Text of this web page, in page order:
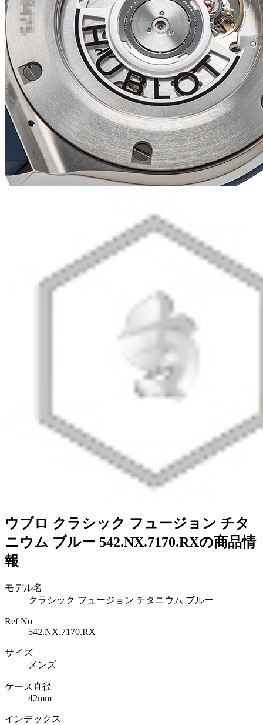
ウブロ クラシック フュージョン チタ
ニウム ブルー 542.NX.7170.RXの商品情
報
モデル名
クラシック フュージョン チタニウム ブルー
Ref No
542.NX.7170.RX
サイズ
メンズ
ケース直径
42mm
インデックス